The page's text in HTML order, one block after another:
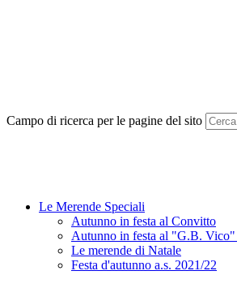
Campo di ricerca per le pagine del sito
Le Merende Speciali
Autunno in festa al Convitto
Autunno in festa al "G.B. Vico"
Le merende di Natale
Festa d'autunno a.s. 2021/22